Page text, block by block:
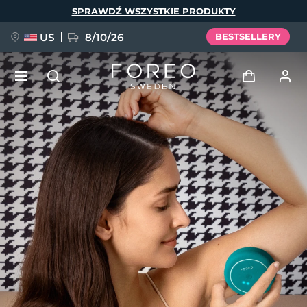
SPRAWDŹ WSZYSTKIE PRODUKTY
US 8/10/26 BESTSELLERY
Zaloguj
Profil użytkownika
Moje urządzenia
Moje zamówienia
Moje adresy
Moje subskrypcje
NOWOŚĆ
FAQ™ Pure Beauty-Tech Elixir
BREAKING NEWS
issa™ Teeth Whitening Set
Język
English Deutsch
Español
Français
Italiano
Português
Polski
Svenska
Русский
Türkçe
简体中文 繁體中文